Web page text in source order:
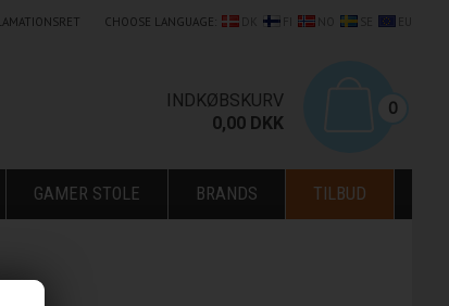
CHOOSE LANGUAGE:
INDKØBSKURV 0
0,00 DKK
GAMER STOLE BRANDS TILBUD